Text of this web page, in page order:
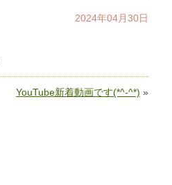
2024年04月30日
YouTube新着動画です(*^-^*) »